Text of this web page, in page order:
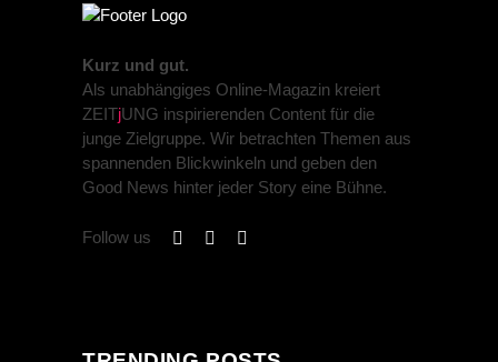
Kurz und gut.
Als unabhängiges Online-Magazin kreiert
ZEITjUNG inspirierenden Content für die
junge Zielgruppe. Wir betrachten Themen aus
spannenden Blickwinkeln und geben den
Good News hinter jeder Story eine Bühne.
Follow us